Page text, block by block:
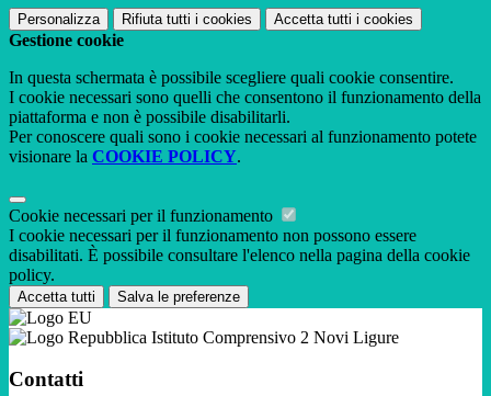
Personalizza Rifiuta tutti i cookies Accetta tutti i cookies
Gestione cookie
In questa schermata è possibile scegliere quali cookie consentire.
I cookie necessari sono quelli che consentono il funzionamento della
piattaforma e non è possibile disabilitarli.
Per conoscere quali sono i cookie necessari al funzionamento potete
visionare la COOKIE POLICY.
Cookie necessari per il funzionamento
I cookie necessari per il funzionamento non possono essere
disabilitati. È possibile consultare l'elenco nella pagina della cookie
policy.
Accetta tutti Salva le preferenze
Istituto Comprensivo 2 Novi Ligure
Contatti